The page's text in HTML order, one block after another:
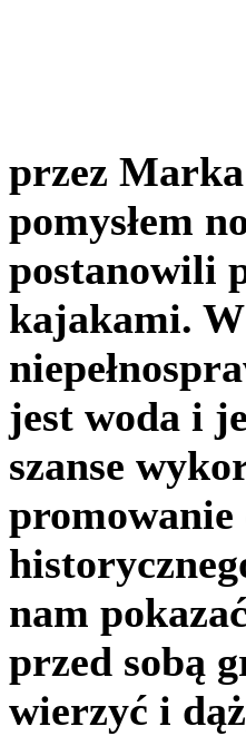
przez
pomysłem
postanowili
kajakami.
jest woda i
szanse
nam
przed sobą
wierzyć i